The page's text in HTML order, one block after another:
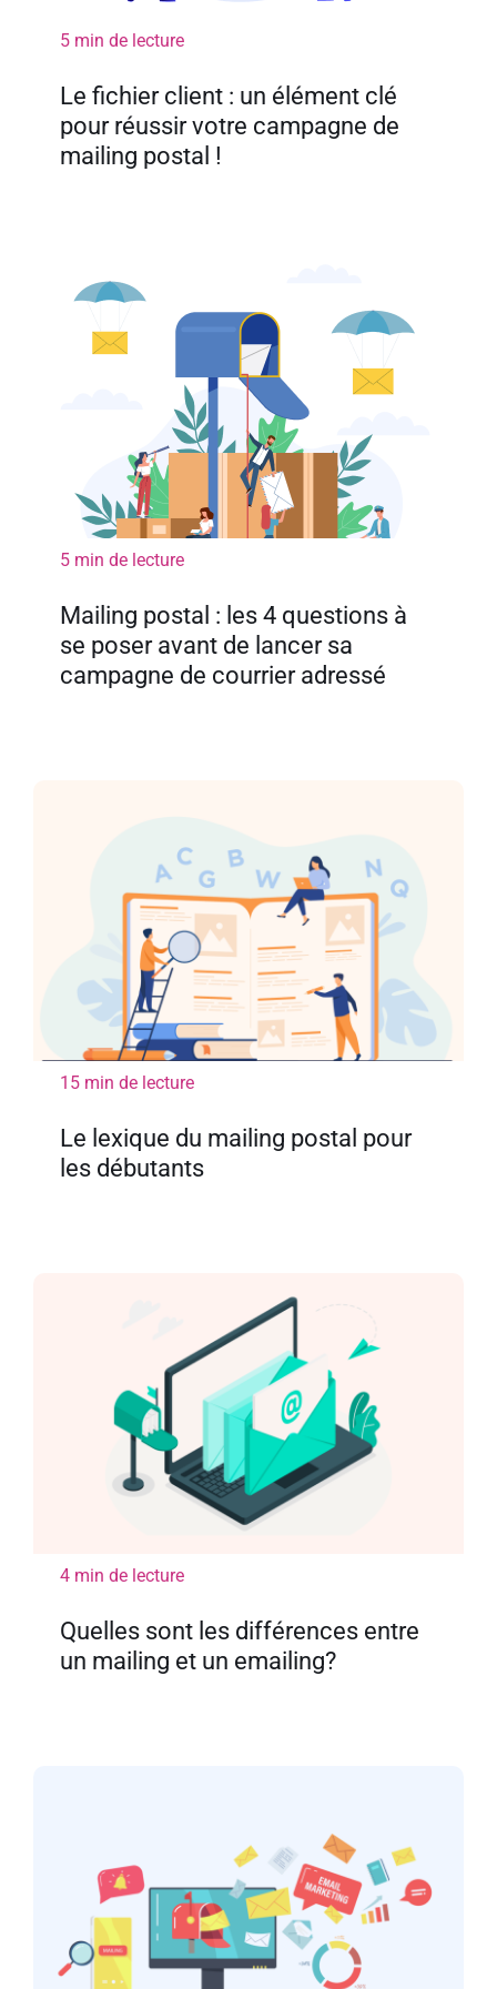
5 min de lecture
Le fichier client : un élément clé
pour réussir votre campagne de
mailing postal !
5 min de lecture
Mailing postal : les 4 questions à
se poser avant de lancer sa
campagne de courrier adressé
15 min de lecture
Le lexique du mailing postal pour
les débutants
4 min de lecture
Quelles sont les différences entre
un mailing et un emailing?